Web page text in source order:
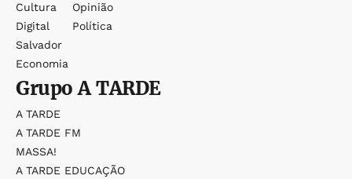
Cultura
Digital
Salvador
Economia
Opinião
Política
GrupoA TARDE
A TARDE
A TARDE FM
MASSA!
A TARDE EDUCAÇÃO